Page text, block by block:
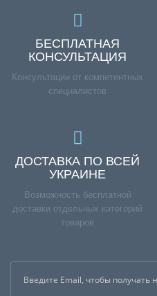
БЕСПЛАТНАЯ
КОНСУЛЬТАЦИЯ
Консультации от компетентных
специалистов
ДОСТАВКА ПО ВСЕЙ
УКРАИНЕ
Возможность бесплатной
доставки отдельных категорий
товаров